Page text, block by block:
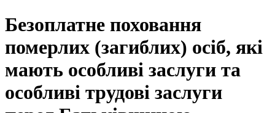
Безоплатне поховання
померлих (загиблих) осіб, які
мають особливі заслуги та
особливі трудові заслуги